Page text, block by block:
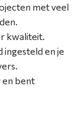
met veel
kwaliteit.
ingesteld en je
en bent